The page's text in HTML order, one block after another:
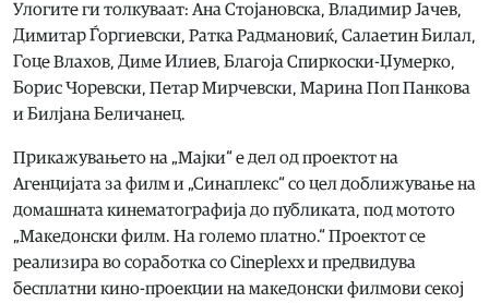
Улогите ги толкуваат: Ана Стојановска, Владимир Јачев,
Димитар Ѓоргиевски, Ратка Радмановиќ, Салаетин Билал,
Гоце Влахов, Диме Илиев, Благоја Спиркоски-Џумерко,
Борис Чоревски, Петар Мирчевски, Марина Поп Панкова
и Билјана Беличанец.
Прикажувањето на „Мајки“ е дел од проектот на
Агенцијата за филм и „Синаплекс“ со цел доближување на
домашната кинематографија до публиката, под мотото
„Македонски филм. На големо платно.“ Проектот се
реализира во соработка со Cineplexx и предвидува
бесплатни кино-проекции на македонски филмови секој